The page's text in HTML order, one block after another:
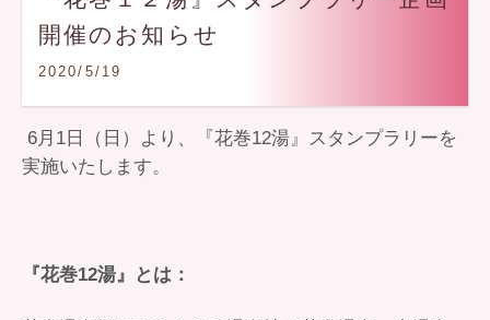
開催のお知らせ
2020/5/19
6月1日（日）より、『花巻12湯』スタンプラリーを
実施いたします。
『花巻12湯』とは：